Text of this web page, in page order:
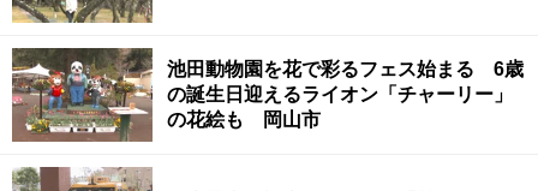
池田動物園を花で彩るフェス始まる 6歳
の誕生日迎えるライオン「チャーリー」
の花絵も 岡山市